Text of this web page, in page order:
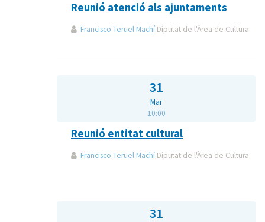
Reunió atenció als ajuntaments
Francisco Teruel Machí Diputat de l'Àrea de Cultura
31
Mar
10:00
Reunió entitat cultural
Francisco Teruel Machí Diputat de l'Àrea de Cultura
31